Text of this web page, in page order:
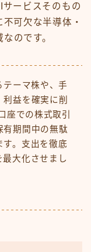
ービスそのもの
可欠な半導体・
のです。
ーマ株や、手
益を確実に削
座での株式取引
有期間中の無駄
す。支出を徹底
大化させまし